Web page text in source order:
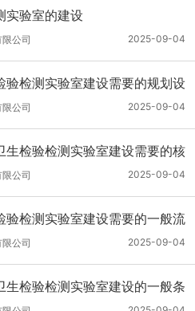
实验室的建设
2025-09-04
公司
验检测实验室建设需要的规划设
2025-09-04
公司
生检验检测实验室建设需要的核
2025-09-04
公司
验检测实验室建设需要的一般流
2025-09-04
公司
生检验检测实验室建设的一般条